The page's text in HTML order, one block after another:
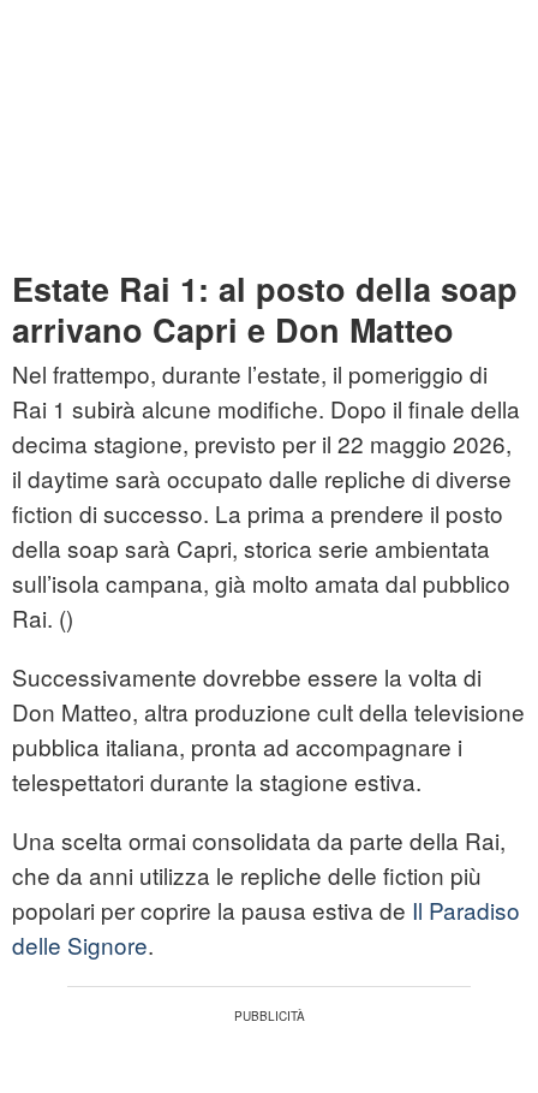
Estate Rai 1: al posto della soap
arrivano Capri e Don Matteo
Nel frattempo, durante l’estate, il pomeriggio di
Rai 1 subirà alcune modifiche. Dopo il finale della
decima stagione, previsto per il 22 maggio 2026,
il daytime sarà occupato dalle repliche di diverse
fiction di successo. La prima a prendere il posto
della soap sarà Capri, storica serie ambientata
sull’isola campana, già molto amata dal pubblico
Rai. ()
Successivamente dovrebbe essere la volta di
Don Matteo, altra produzione cult della televisione
pubblica italiana, pronta ad accompagnare i
telespettatori durante la stagione estiva.
Una scelta ormai consolidata da parte della Rai,
che da anni utilizza le repliche delle fiction più
popolari per coprire la pausa estiva de Il Paradiso
delle Signore.